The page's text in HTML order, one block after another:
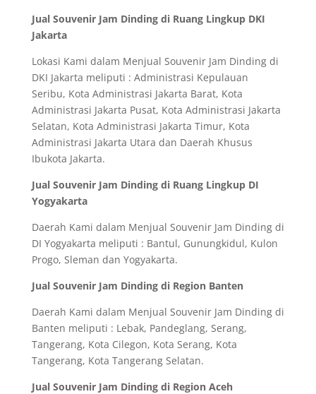
Jual Souvenir Jam Dinding di Ruang Lingkup DKI
Jakarta
Lokasi Kami dalam Menjual Souvenir Jam Dinding di
DKI Jakarta meliputi : Administrasi Kepulauan
Seribu, Kota Administrasi Jakarta Barat, Kota
Administrasi Jakarta Pusat, Kota Administrasi Jakarta
Selatan, Kota Administrasi Jakarta Timur, Kota
Administrasi Jakarta Utara dan Daerah Khusus
Ibukota Jakarta.
Jual Souvenir Jam Dinding di Ruang Lingkup DI
Yogyakarta
Daerah Kami dalam Menjual Souvenir Jam Dinding di
DI Yogyakarta meliputi : Bantul, Gunungkidul, Kulon
Progo, Sleman dan Yogyakarta.
Jual Souvenir Jam Dinding di Region Banten
Daerah Kami dalam Menjual Souvenir Jam Dinding di
Banten meliputi : Lebak, Pandeglang, Serang,
Tangerang, Kota Cilegon, Kota Serang, Kota
Tangerang, Kota Tangerang Selatan.
Jual Souvenir Jam Dinding di Region Aceh